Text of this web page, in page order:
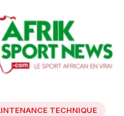
TECHNIQUE